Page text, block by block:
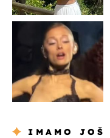
IMAMO JOŠ